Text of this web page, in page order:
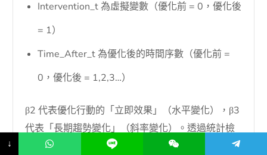
Intervention_t 為虛擬變數（優化前 = 0，優化後
= 1）
Time_After_t 為優化後的時間序數（優化前 =
0，優化後 = 1,2,3…）
β2 代表優化行動的「立即效果」（水平變化），β3
代表「長期趨勢變化」（斜率變化）。透過統計檢
定（p < 0.05）可確認優化是否真的造成聲譽改
↓